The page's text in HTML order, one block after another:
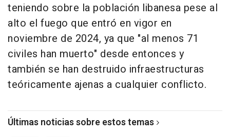
teniendo sobre la población libanesa pese al
alto el fuego que entró en vigor en
noviembre de 2024, ya que "al menos 71
civiles han muerto" desde entonces y
también se han destruido infraestructuras
teóricamente ajenas a cualquier conflicto.
Últimas noticias sobre estos temas